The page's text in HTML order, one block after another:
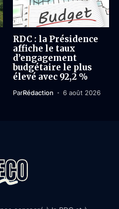
RDC : la Présidence
affiche le taux
d’engagement
budgétaire le plus
élevé avec 92,2 %
ParRédaction 6 août 2026